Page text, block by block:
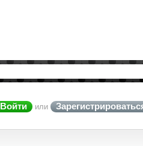
Войти или